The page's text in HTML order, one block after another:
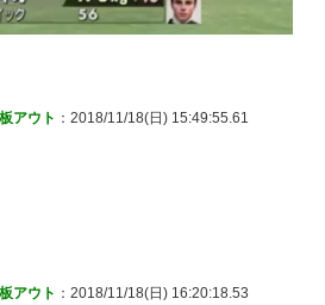
アウト ：2018/11/18(日) 15:49:55.61
アウト ：2018/11/18(日) 16:20:18.53